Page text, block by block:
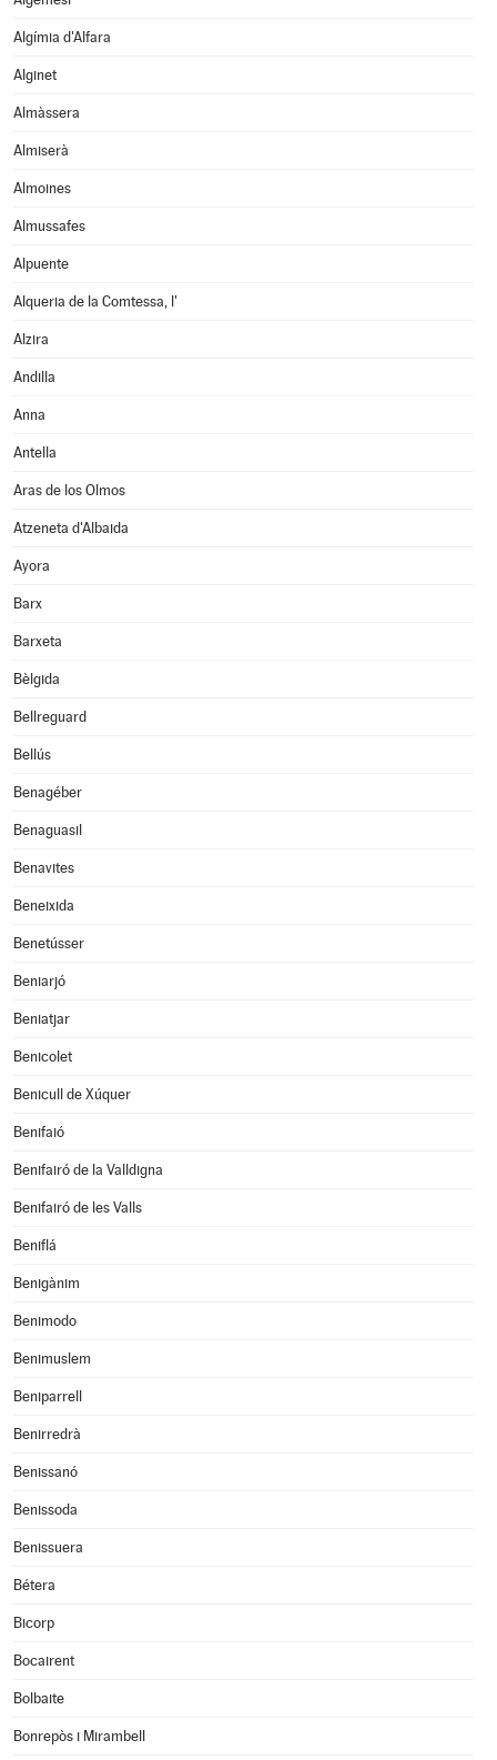
Algímia d'Alfara
Alginet
Almàssera
Almiserà
Almoines
Almussafes
Alpuente
Alqueria de la Comtessa, l'
Alzira
Andilla
Anna
Antella
Aras de los Olmos
Atzeneta d'Albaida
Ayora
Barx
Barxeta
Bèlgida
Bellreguard
Bellús
Benagéber
Benaguasil
Benavites
Beneixida
Benetússer
Beniarjó
Beniatjar
Benicolet
Benicull de Xúquer
Benifaió
Benifairó de la Valldigna
Benifairó de les Valls
Beniflá
Benigànim
Benimodo
Benimuslem
Beniparrell
Benirredrà
Benissanó
Benissoda
Benissuera
Bétera
Bicorp
Bocairent
Bolbaite
Bonrepòs i Mirambell